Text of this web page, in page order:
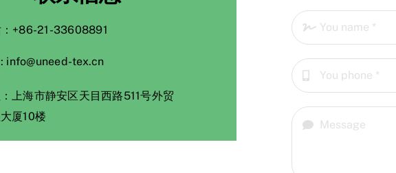
+86-21-33608891
info@uneed-tex.cn
上海市静安区天目西路511号外贸
厦10楼